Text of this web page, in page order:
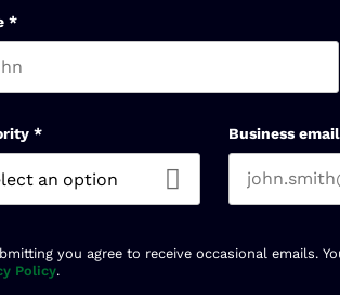
*
* Business email
you agree to receive occasional emails.
Policy.